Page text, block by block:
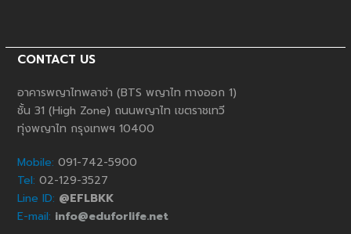
CONTACT US
อาคารพญาไทพลาซ่า (BTS พญาไท ทางออก 1)
ชั้น 31 (High Zone) ถนนพญาไท เขตราชเทวี
ทุ่งพญาไท กรุงเทพฯ 10400
Mobile: 091-742-5900
Tel: 02-129-3527
Line ID: @EFLBKK
E-mail: info@eduforlife.net